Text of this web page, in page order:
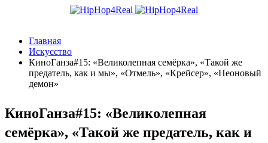
Главная
Искусство
КиноГанза#15: «Великолепная семёрка», «Такой же
предатель, как и мы», «Отмель», «Крейсер», «Неоновый
демон»
КиноГанза#15: «Великолепная
семёрка», «Такой же предатель, как и